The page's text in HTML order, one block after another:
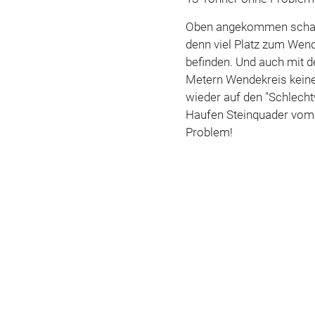
Oben angekommen
denn viel Platz zum
befinden. Und auch mit
Metern Wendekreis
wieder auf den
Haufen Steinquader
Problem!